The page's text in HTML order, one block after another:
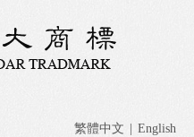
繁體中文 English